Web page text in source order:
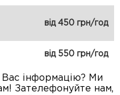
від 450 грн/год
від 550 грн/год
інформацію? Ми
Зателефонуйте нам,